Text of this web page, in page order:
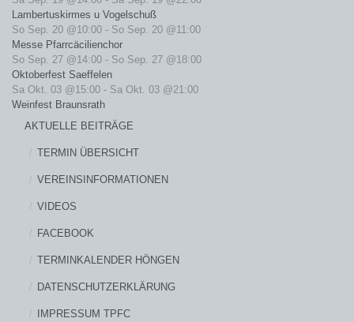
Lambertuskirmes u Vogelschuß
So Sep. 20 @10:00 - So Sep. 20 @11:00
Messe Pfarrcäcilienchor
So Sep. 27 @14:00 - So Sep. 27 @18:00
Oktoberfest Saeffelen
Sa Okt. 03 @15:00 - Sa Okt. 03 @21:00
Weinfest Braunsrath
AKTUELLE BEITRÄGE
TERMIN ÜBERSICHT
VEREINSINFORMATIONEN
VIDEOS
FACEBOOK
TERMINKALENDER HÖNGEN
DATENSCHUTZERKLÄRUNG
IMPRESSUM TPFC